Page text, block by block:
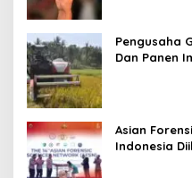
Pengusaha
Dan Panen
Asian
Indonesia